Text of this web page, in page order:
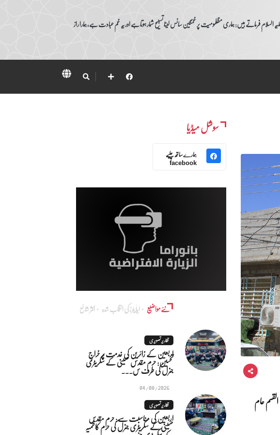
السلام فرماتے ہیں: ہماری مظلمومیت پر غمگین سانس لینا تسبیح شمار ہوتا ہے اور یہ غم عبادت ہے، ہمارا راز
منذ افتتاح القسم عام
سوشل میڈیا
ہمارے ساتھ چلیے
facebook
نئے مواضیع ایڈٰیٹرز کی انتخاب شدہ اکثر شائع
تقاریر تصویری
اربعین کے زائرین کی خدمت پر خراجِ
تحسین: حرم مقدس حسینی کے سکریٹری
جنرل کی طرف س...
04/08/2026
تقاریر تصویری
اربعین کی مناسبت سے: حرم مقدس
حسینی کے سکریٹری جنرل کی حرم کاظمیہ